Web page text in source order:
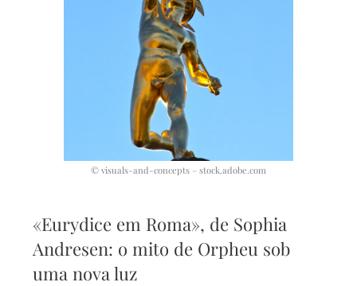
© visuals-and-concepts – stock.adobe.com
«Eurydice em Roma», de Sophia
Andresen: o mito de Orpheu sob
uma nova luz